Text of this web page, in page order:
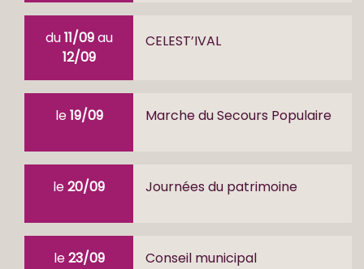
du11/09au
12/09
CELEST’IVAL
le19/09 Marche du Secours Populaire
le20/09 Journées du patrimoine
le23/09 Conseil municipal